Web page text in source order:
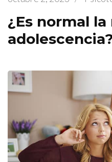
¿Es normal